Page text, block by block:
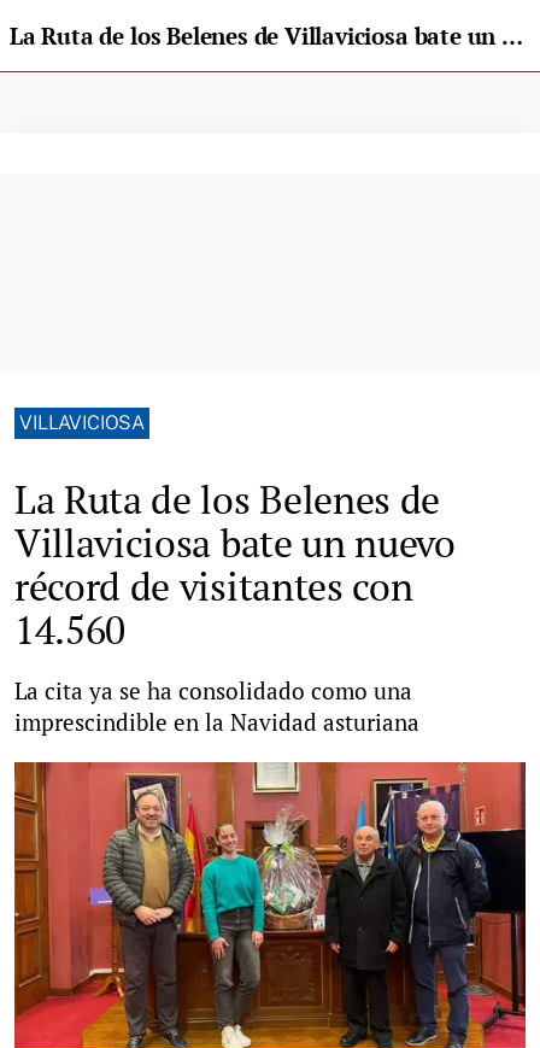
La Ruta de los Belenes de Villaviciosa bate un nuevo récord de visitantes con 14.560
VILLAVICIOSA
La Ruta de los Belenes de
Villaviciosa bate un nuevo
récord de visitantes con
14.560
La cita ya se ha consolidado como una
imprescindible en la Navidad asturiana